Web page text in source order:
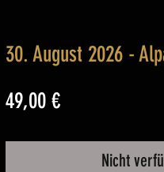
30. August 2026 -
49,00 €Preis
Nicht